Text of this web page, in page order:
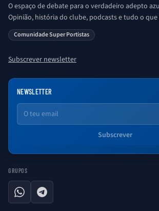
O espaço de debate para o verdadeiro adepto
Opinião, história do clube, podcasts e tudo o que
saber sobre o universo Porto. Ser Porto é aqui!
Comunidade Super Portistas
Subscrever newsletter
NEWSLETTER
Email
Subscrever
GRUPOS
WhatsAppTelegram